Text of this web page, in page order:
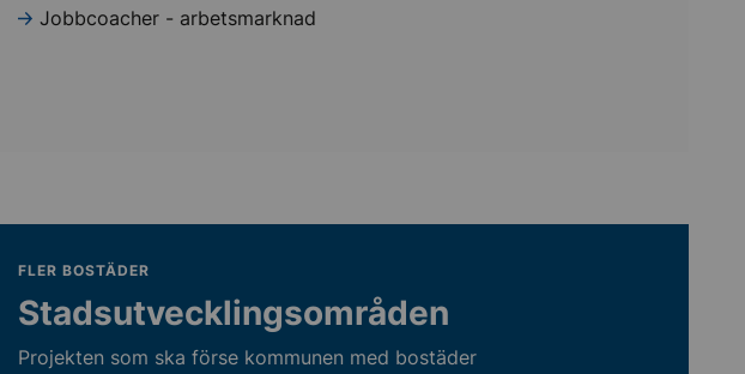
Jobbcoacher - arbetsmarknad
FLER BOSTÄDER
Stadsutvecklingsområden
Projekten som ska förse kommunen med bostäder